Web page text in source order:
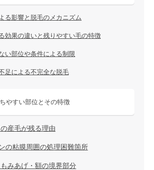
る影響と脱毛のメカニズム
効果の違いと残りやすい毛の特徴
い部位や条件による制限
足による不完全な脱毛
やすい部位とその特徴
産毛が残る理由
の粘膜周囲の処理困難箇所
みあげ・額の境界部分